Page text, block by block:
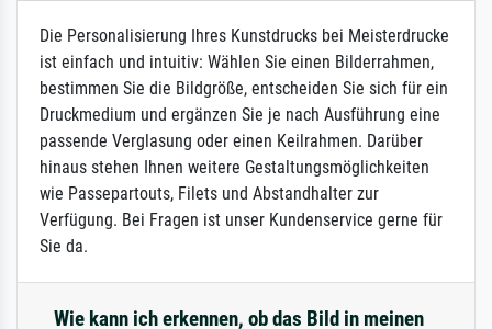
Die Personalisierung Ihres Kunstdrucks bei Meisterdrucke
ist einfach und intuitiv: Wählen Sie einen Bilderrahmen,
bestimmen Sie die Bildgröße, entscheiden Sie sich für ein
Druckmedium und ergänzen Sie je nach Ausführung eine
passende Verglasung oder einen Keilrahmen. Darüber
hinaus stehen Ihnen weitere Gestaltungsmöglichkeiten
wie Passepartouts, Filets und Abstandhalter zur
Verfügung. Bei Fragen ist unser Kundenservice gerne für
Sie da.
Wie kann ich erkennen, ob das Bild in meinen